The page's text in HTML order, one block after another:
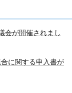
会が開催されまし
に関する申入書が